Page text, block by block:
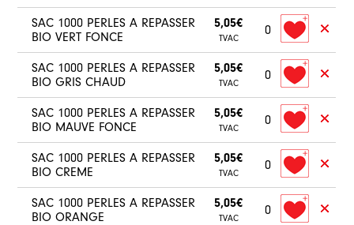
SAC 1000 PERLES A REPASSER
BIO VERT FONCE
5,05€
TVAC
0
SAC 1000 PERLES A REPASSER
BIO GRIS CHAUD
5,05€
TVAC
0
SAC 1000 PERLES A REPASSER
BIO MAUVE FONCE
5,05€
TVAC
0
SAC 1000 PERLES A REPASSER
BIO CREME
5,05€
TVAC
0
SAC 1000 PERLES A REPASSER
BIO ORANGE
5,05€
TVAC
0